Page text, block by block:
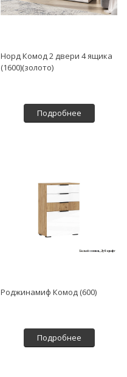
Норд Комод 2 двери 4 ящика
(1600)(золото)
Подробнее
Роджинамиф Комод (600)
Подробнее